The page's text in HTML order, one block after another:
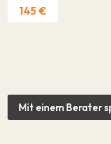
145 €
Mit einem Berater